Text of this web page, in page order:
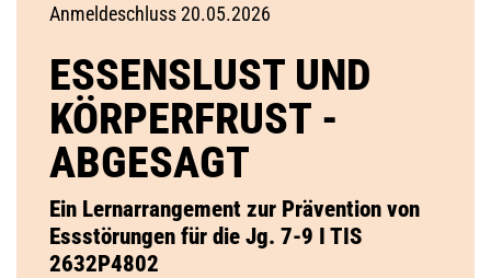
Anmeldeschluss 20.05.2026
ESSENSLUST UND
KÖRPERFRUST -
ABGESAGT
Ein Lernarrangement zur Prävention von
Essstörungen für die Jg. 7-9 I TIS
2632P4802